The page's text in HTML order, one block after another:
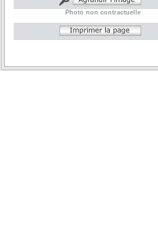
Photo non contractuelle